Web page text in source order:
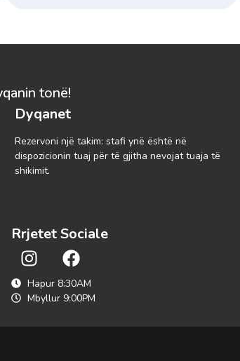
tonë!
Dyqanet
Rezervoni një takim: stafi ynë është në
dispozicionin tuaj për të gjitha nevojat tuaja të
shikimit.
Rrjetet Sociale
Hapur 8:30AM
Mbyllur 9:00PM